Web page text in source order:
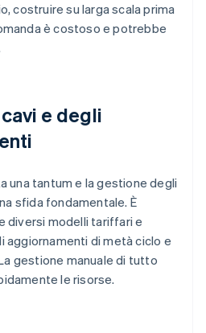
costruire su larga scala prima
è costoso e potrebbe
e degli
una tantum e la gestione degli
sfida fondamentale. È
diversi modelli tariffari e
aggiornamenti di metà ciclo e
gestione manuale di tutto
le risorse.